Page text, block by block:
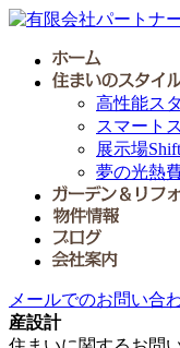
高性能ス
スマート
展示場Shift
夢の光熱
メールでのお問い合
産設計